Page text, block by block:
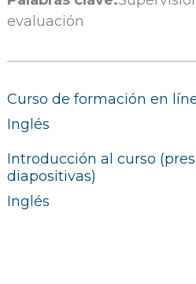
evaluación
Curso de formación en
Inglés
Introducción al curso
diapositivas)
Inglés